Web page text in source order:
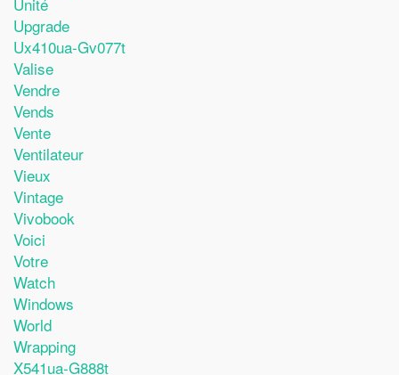
Upgrade
Ux410ua-Gv077t
Valise
Vendre
Vends
Vente
Ventilateur
Vieux
Vintage
Vivobook
Voici
Votre
Watch
Windows
World
Wrapping
X541ua-G888t